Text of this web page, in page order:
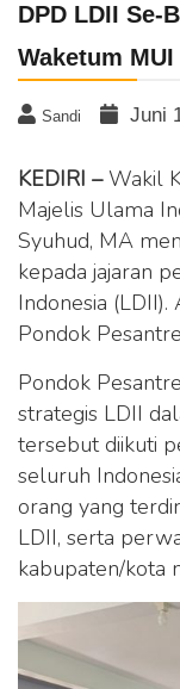
DPD LDII Se-
Waketum
Sandi Juni
KEDIRI –Wakil
Majelis Ulama
Syuhud, MA
kepada jajaran
Indonesia
Pondok
Pondok
strategis LDII
tersebut diikuti
seluruh
orang yang
LDII, serta
kabupaten/kota